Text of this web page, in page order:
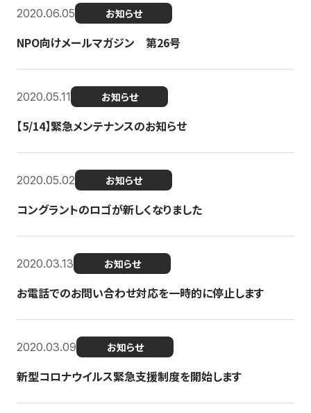
2020.06.05 お知らせ
NPO向けメールマガジン 第26号
2020.05.11 お知らせ
【5/14】緊急メンテナンスのお知らせ
2020.05.02 お知らせ
コングラントのロゴが新しくなりました
2020.03.13 お知らせ
お電話でのお問い合わせ対応を一時的に停止します
2020.03.09 お知らせ
新型コロナウイルス緊急支援制度を開始します